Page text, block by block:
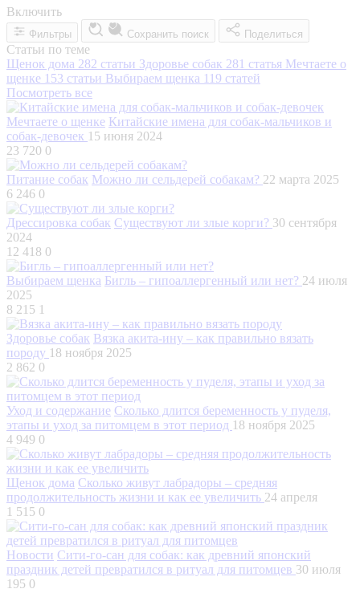
Включить
Фильтры Сохранить поиск Поделиться
Статьи по теме
Щенок дома 282 статьи Здоровье собак 281 статья Мечтаете о
щенке 153 статьи Выбираем щенка 119 статей
Посмотреть все
Мечтаете о щенке Китайские имена для собак-мальчиков и
собак-девочек 15 июня 2024
23 720 0
Питание собак Можно ли сельдерей собакам? 22 марта 2025
6 246 0
Дрессировка собак Существуют ли злые корги? 30 сентября
2024
12 418 0
Выбираем щенка Бигль – гипоаллергенный или нет? 24 июля
2025
8 215 1
Здоровье собак Вязка акита-ину – как правильно вязать
породу 18 ноября 2025
2 862 0
Уход и содержание Сколько длится беременность у пуделя,
этапы и уход за питомцем в этот период 18 ноября 2025
4 949 0
Щенок дома Сколько живут лабрадоры – средняя
продолжительность жизни и как ее увеличить 24 апреля
1 515 0
Новости Сити-го-сан для собак: как древний японский
праздник детей превратился в ритуал для питомцев 30 июля
195 0